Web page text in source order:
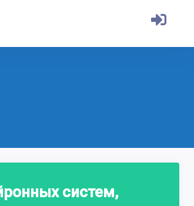
систем,